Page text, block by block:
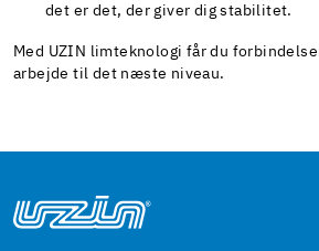
det er det, der giver dig stabilitet.
Med UZIN limteknologi får du
arbejde til det næste niveau.